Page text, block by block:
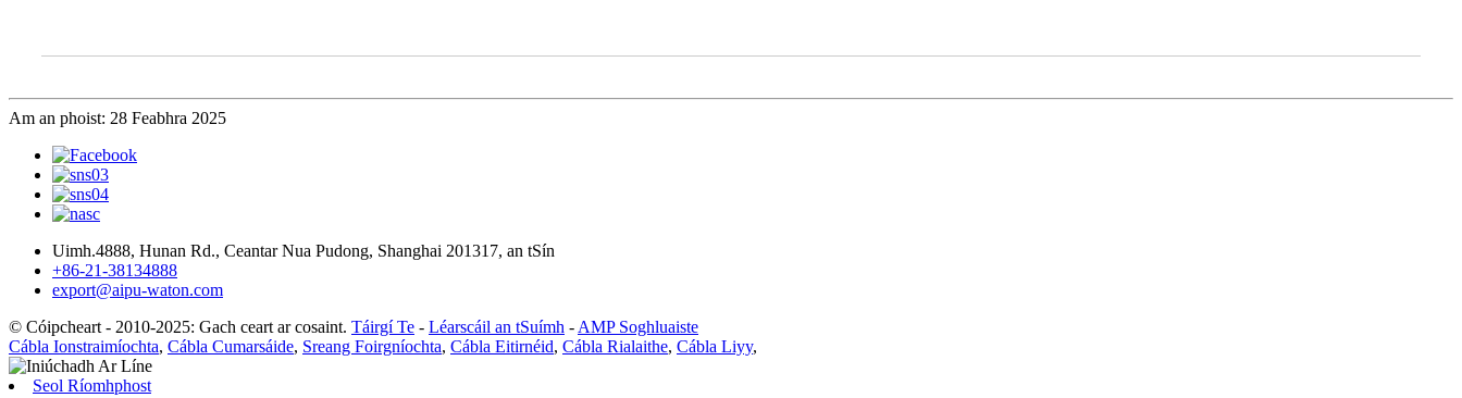
Am an phoist: 28 Feabhra 2025
Uimh.4888, Hunan Rd., Ceantar Nua Pudong, Shanghai 201317, an tSín
+86-21-38134888
export@aipu-waton.com
© Cóipcheart - 2010-2025: Gach ceart ar cosaint. Táirgí Te - Léarscáil an tSuímh - AMP Soghluaiste
Cábla Ionstraimíochta, Cábla Cumarsáide, Sreang Foirgníochta, Cábla Eitirnéid, Cábla Rialaithe, Cábla Liyy,
Seol Ríomhphost